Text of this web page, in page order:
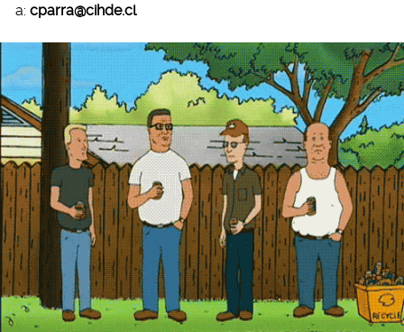
a: cparra@cihde.cl